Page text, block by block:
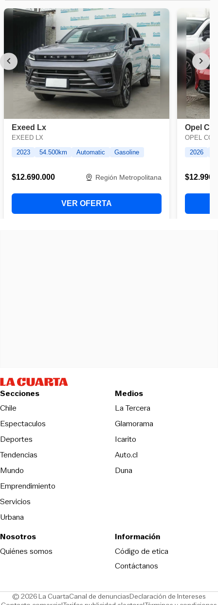
Secciones
Chile
Espectaculos
Deportes
Tendencias
Mundo
Emprendimiento
Servicios
Urbana
Medios
La TerceraOpens in new
Glamorama
Icarito
Auto.cl
DunaOpens in new window
Nosotros
Quiénes somos
Información
Código de eticaOpens in new
Contáctanos
© 2026 La CuartaCanal de denunciasOpens in new window
Declaración de Intereses